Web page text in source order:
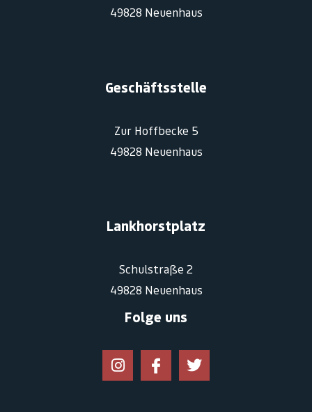
49828 Neuenhaus
Geschäftsstelle
Zur Hoffbecke 5
49828 Neuenhaus
Lankhorstplatz
Schulstraße 2
49828 Neuenhaus
Folge uns